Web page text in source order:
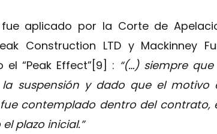
fue aplicado por la Corte de
Construction LTD y Mackinney
“Peak Effect”[9] : “(…) siempre
suspensión y dado que el motivo
contemplado dentro del contrato,
plazo inicial.”